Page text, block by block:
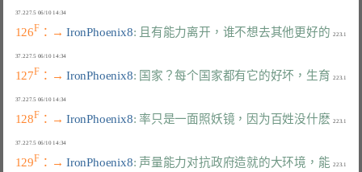
126F ：→ IronPhoenix8: 且有能力离开，谁不想去其他更好的
  223.1
127F ：→ IronPhoenix8: 国家？每个国家都有它的好坏，生育
  223.1
128F ：→ IronPhoenix8: 率只是一面照妖镜，因为百姓没什麽
  223.1
129F ：→ IronPhoenix8: 声量能力对抗政府造就的大环境，能
  223.1